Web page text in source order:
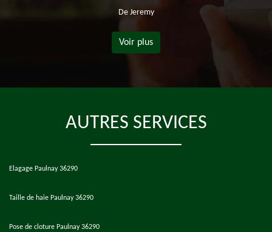
De Jeremy
Voir plus
AUTRES SERVICES
Elagage Paulnay 36290
Taille de haie Paulnay 36290
Pose de cloture Paulnay 36290